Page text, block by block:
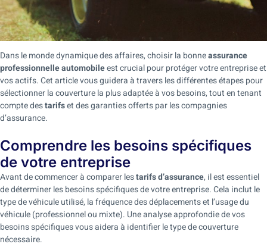
Dans le monde dynamique des affaires, choisir la bonneassurance
professionnelle automobileest crucial pour protéger votre entreprise et
vos actifs. Cet article vous guidera à travers les différentes étapes pour
sélectionner la couverture la plus adaptée à vos besoins, tout en tenant
compte destarifset des garanties offerts par les compagnies
d’assurance.
Comprendre les besoins spécifiques
de votre entreprise
Avant de commencer à comparer lestarifs d’assurance, il est essentiel
de déterminer les besoins spécifiques de votre entreprise. Cela inclut le
type de véhicule utilisé, la fréquence des déplacements et l’usage du
véhicule (professionnel ou mixte). Une analyse approfondie de vos
besoins spécifiques vous aidera à identifier le type de couverture
nécessaire.